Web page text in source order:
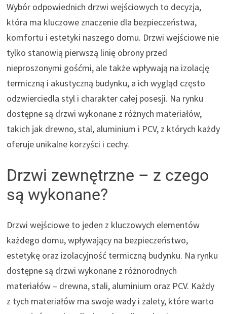
Wybór odpowiednich drzwi wejściowych to decyzja,
która ma kluczowe znaczenie dla bezpieczeństwa,
komfortu i estetyki naszego domu. Drzwi wejściowe nie
tylko stanowią pierwszą linię obrony przed
nieproszonymi gośćmi, ale także wpływają na izolację
termiczną i akustyczną budynku, a ich wygląd często
odzwierciedla styl i charakter całej posesji. Na rynku
dostępne są drzwi wykonane z różnych materiałów,
takich jak drewno, stal, aluminium i PCV, z których każdy
oferuje unikalne korzyści i cechy.
Drzwi zewnętrzne – z czego
są wykonane?
Drzwi wejściowe to jeden z kluczowych elementów
każdego domu, wpływający na bezpieczeństwo,
estetykę oraz izolacyjność termiczną budynku. Na rynku
dostępne są drzwi wykonane z różnorodnych
materiałów – drewna, stali, aluminium oraz PCV. Każdy
z tych materiałów ma swoje wady i zalety, które warto